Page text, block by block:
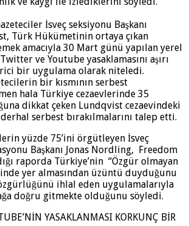
İsveç seksiyonu Başkanı
Türk Hükümetinin ortaya çıkan
amacıyla 30 Mart günü yapılan yerel
ve Youtube yasaklamasını aşırı
bir uygulama olarak niteledi.
bir kısmının serbest
hala Türkiye cezaevlerinde 35
dikkat çeken Lundqvist cezaevindeki
serbest bırakılmalarını talep etti.
yüzde 75’ini örgütleyen İsveç
Başkanı Jonas Nordling, Freedom
raporda Türkiye’nin “Özgür olmayan
yer almasından üzüntü duyduğunu
ihlal eden uygulamalarıyla
doğru gitmekte olduğunu söyledi.
YASAKLANMASI KORKUNÇ BİR